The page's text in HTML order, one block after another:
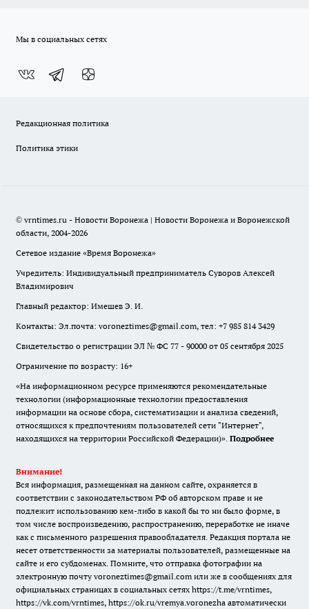
Мы в социальных сетях
Редакционная политика
Политика этики
© vrntimes.ru - Новости Воронежа | Новости Воронежа и Воронежской
области, 2004-2026
Сетевое издание «Время Воронежа»
Учредитель: Индивидуальный предприниматель Суворов Алексей
Владимирович
Главный редактор: Имешев Э. И.
Контакты: Эл.почта: voroneztimes@gmail.com, тел: +7 985 814 3429
Свидетельство о регистрации ЭЛ № ФС 77 - 90000 от 05 сентября 2025
Ограничение по возрасту: 16+
«На информационном ресурсе применяются рекомендательные
технологии (информационные технологии предоставления
информации на основе сбора, систематизации и анализа сведений,
относящихся к предпочтениям пользователей сети "Интернет",
находящихся на территории Российской Федерации)». Подробнее
Внимание!
Вся информация, размещенная на данном сайте, охраняется в
соответствии с законодательством РФ об авторском праве и не
подлежит использованию кем-либо в какой бы то ни было форме, в
том числе воспроизведению, распространению, переработке не иначе
как с письменного разрешения правообладателя. Редакция портала не
несет ответственности за материалы пользователей, размещенные на
сайте и его субдоменах. Помните, что отправка фотографии на
электронную почту voroneztimes@gmail.com или же в сообщениях для
официальных страницах в социальных сетях https://t.me/vrntimes,
https://vk.com/vrntimes, https://ok.ru/vremya.voronezha автоматически